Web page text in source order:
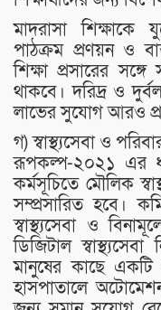
মাদরাসা
পাঠক্রম প্রণয়ন ও
শিক্ষা প্রসারের
থাকবে। দরিদ্র ও
লাভের সুযোগ আরও
গ) স্বাস্থ্যসেবা ও
রূপকল্প-২০২১ এর
কর্মসূচিতে মৌলিক
সম্প্রসারিত হবে।
স্বাস্থ্যসেবা ও
ডিজিটাল
মানুষের কাছে
হাসপাতালে